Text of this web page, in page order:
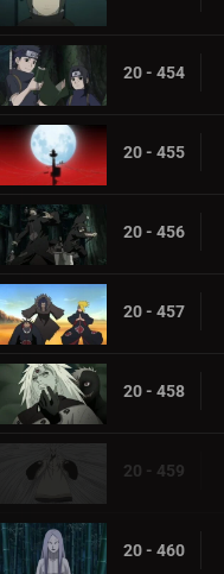
20 - 454
20 - 455
20 - 456
20 - 457
20 - 458
20 - 459
20 - 460